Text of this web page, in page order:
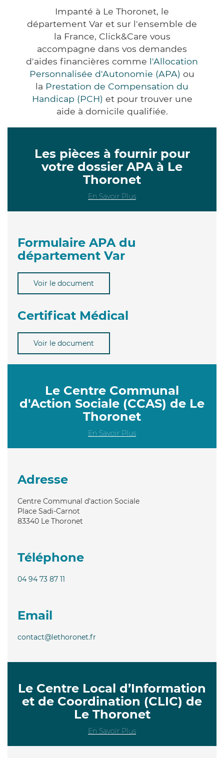
Impanté à Le Thoronet, le
département Var et sur l'ensemble de
la France, Click&Care vous
accompagne dans vos demandes
d'aides financières comme l'Allocation
Personnalisée d'Autonomie (APA) ou
la Prestation de Compensation du
Handicap (PCH) et pour trouver une
aide à domicile qualifiée.
Les pièces à fournir pour
votre dossier APA à Le
Thoronet
En Savoir Plus
Formulaire APA du
département Var
Voir le document
Certificat Médical
Voir le document
Le Centre Communal
d'Action Sociale (CCAS) de Le
Thoronet
En Savoir Plus
Adresse
Centre Communal d'action Sociale
Place Sadi-Carnot
83340 Le Thoronet
Téléphone
04 94 73 87 11
Email
contact@lethoronet.fr
Le Centre Local d’Information
et de Coordination (CLIC) de
Le Thoronet
En Savoir Plus